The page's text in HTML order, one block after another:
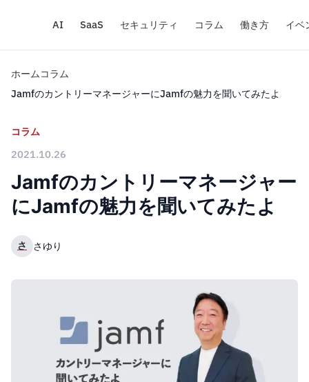
AI SaaS セキュリティ コラム 働き方 イベ
ホームコラム
JamfのカントリーマネージャーにJamfの魅力を聞いてみたよ
コラム
2021.10.26
Jamfのカントリーマネージャー
にJamfの魅力を聞いてみたよ
さ さゆり